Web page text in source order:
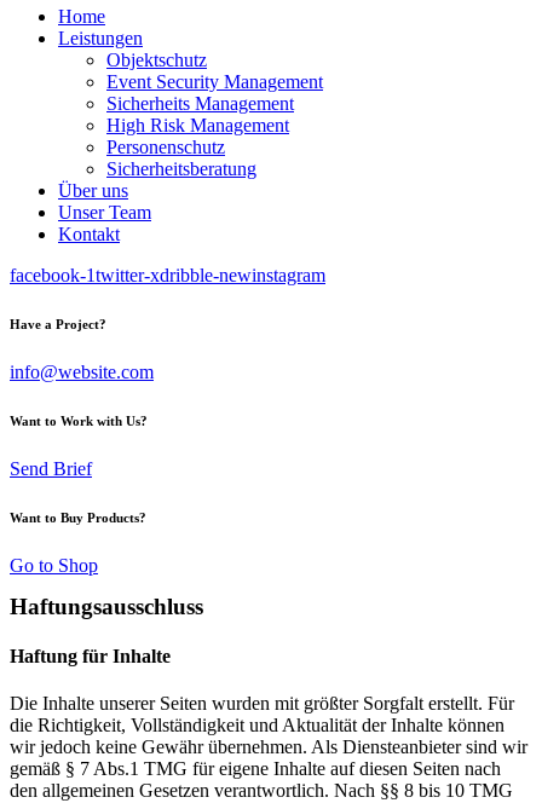
Home
Leistungen
Objektschutz
Event Security Management
Sicherheits Management
High Risk Management
Personenschutz
Sicherheitsberatung
Über uns
Unser Team
Kontakt
facebook-1twitter-xdribble-newinstagram
Have a Project?
info@website.com
Want to Work with Us?
Send Brief
Want to Buy Products?
Go to Shop
Haftungsausschluss
Haftung für Inhalte
Die Inhalte unserer Seiten wurden mit größter Sorgfalt erstellt. Für
die Richtigkeit, Vollständigkeit und Aktualität der Inhalte können
wir jedoch keine Gewähr übernehmen. Als Diensteanbieter sind wir
gemäß § 7 Abs.1 TMG für eigene Inhalte auf diesen Seiten nach
den allgemeinen Gesetzen verantwortlich. Nach §§ 8 bis 10 TMG